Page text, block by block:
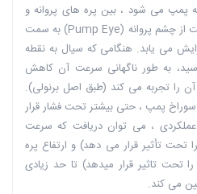
پمپ می شود ، بین پره های پروانه و
دیواره پمپ گیر می افتد و با حرکت از چشم پروانه (Pump Eye) به سمت
می یابد. هنگامی که سیال به نقطه
به طور ناگهانی سرعت آن کاهش
را تجربه می کند (طبق اصل برنولی).
پمپ ، حتی بیشتر تحت فشار قرار
، می توان دریافت که سرعت
تأثیر قرار می دهد) و ارتفاع پره
تحت تاثیر قرار میدهد) تا حد زیادی
می کند.